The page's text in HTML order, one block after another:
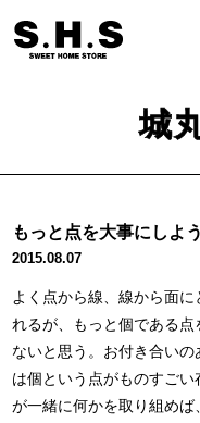
城
もっと点を大事にしよう
2015.08.07
よく点から線、線から面
れるが、もっと個である
ないと思う。お付き合い
は個という点がものすご
が一緒に何かを取り組め